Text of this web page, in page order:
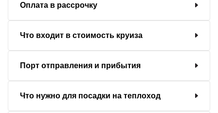
Оплата в рассрочку
Что входит в стоимость круиза
Порт отправления и прибытия
Что нужно для посадки на теплоход